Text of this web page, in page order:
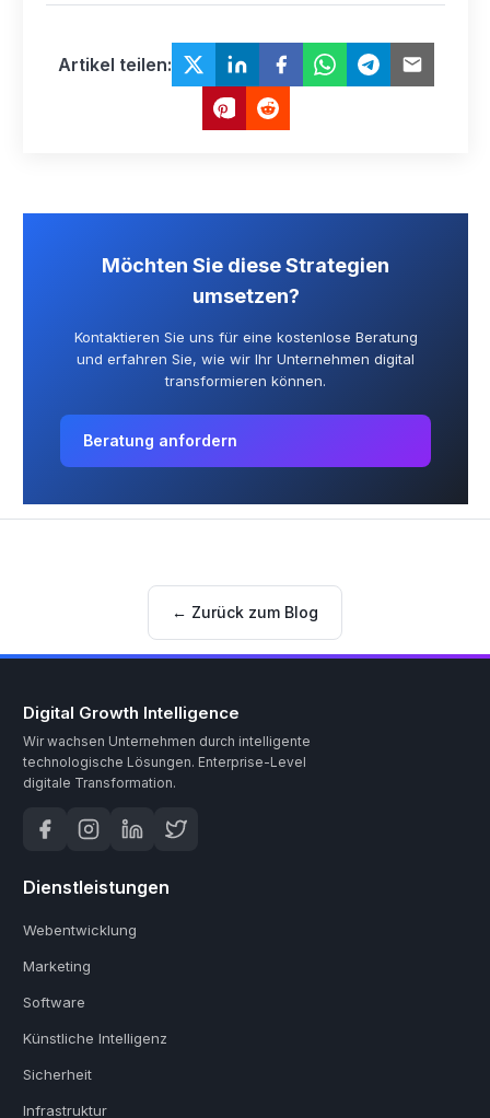
Artikel teilen:
Möchten Sie dieseStrategien
umsetzen?
Kontaktieren Sie uns für eine kostenlose Beratung
und erfahren Sie, wie wir Ihr Unternehmen digital
transformieren können.
Beratung anfordern
← Zurück zum Blog
Digital Growth Intelligence
Wir wachsen Unternehmen durch intelligente
technologische Lösungen. Enterprise-Level
digitale Transformation.
Dienstleistungen
Webentwicklung
Marketing
Software
Künstliche Intelligenz
Sicherheit
Infrastruktur